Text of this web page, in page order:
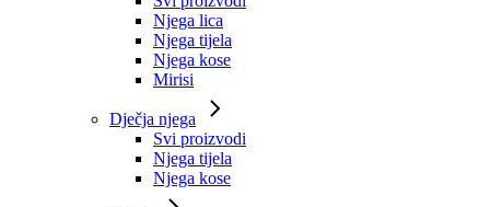
Njega lica
Njega tijela
Njega kose
Mirisi
Dječja njega
Svi proizvodi
Njega tijela
Njega kose